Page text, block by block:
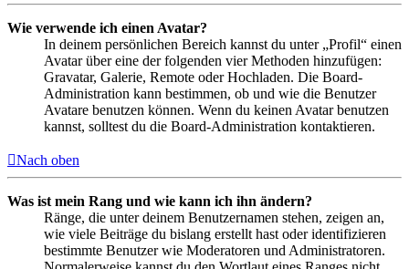
Wie verwende ich einen Avatar?
In deinem persönlichen Bereich kannst du unter „Profil“ einen
Avatar über eine der folgenden vier Methoden hinzufügen:
Gravatar, Galerie, Remote oder Hochladen. Die Board-
Administration kann bestimmen, ob und wie die Benutzer
Avatare benutzen können. Wenn du keinen Avatar benutzen
kannst, solltest du die Board-Administration kontaktieren.
Nach oben
Was ist mein Rang und wie kann ich ihn ändern?
Ränge, die unter deinem Benutzernamen stehen, zeigen an,
wie viele Beiträge du bislang erstellt hast oder identifizieren
bestimmte Benutzer wie Moderatoren und Administratoren.